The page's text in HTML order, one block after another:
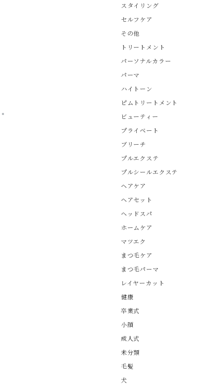
スタイリング
セルフケア
その他
トリートメント
パーソナルカラー
パーマ
ハイトーン
ピムトリートメント
ビューティー
プライベート
ブリーチ
プルエクステ
プルシールエクステ
ヘアケア
ヘアセット
ヘッドスパ
ホームケア
マツエク
まつ毛ケア
まつ毛パーマ
レイヤーカット
健康
卒業式
小顔
成人式
未分類
毛髪
犬